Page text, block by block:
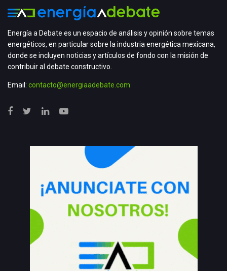
Energía a Debate es un espacio de análisis y opinión sobre temas
energéticos, en particular sobre la industria energética mexicana,
donde se incluyen noticias y artículos de fondo con la misión de
contribuir al debate constructivo.
Email: contacto@energiaadebate.com